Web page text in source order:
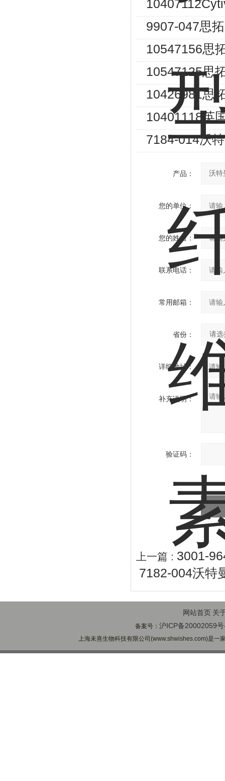
9907-047思
10547156思
10547125思
10426981思
10401118英
7184-014沃
产品：
您的单位：
您的姓名：
联系电话：
常用邮箱：
省份：
详细地址：
补充说明：
验证码：
上一篇 : 3001-
7182-004沃特
网站首页 关
备案号：沪ICP备20002059
上海未熹生物科技有限公司(www.shwishes.com)是一